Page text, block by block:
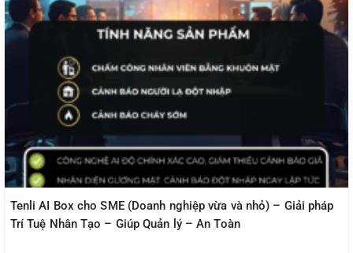
Tenli AI Box cho SME (Doanh nghiệp vừa và nhỏ) – Giải pháp
Trí Tuệ Nhân Tạo – Giúp Quản lý – An Toàn